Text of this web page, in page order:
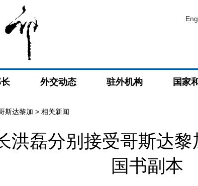
外交动态 驻外机构 国家
斯达黎加 > 相关新闻
洪磊分别接受哥斯达
国书副本